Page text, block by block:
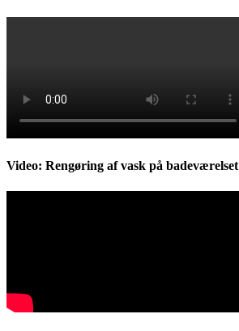
Video: Rengøring af vask på badeværelset